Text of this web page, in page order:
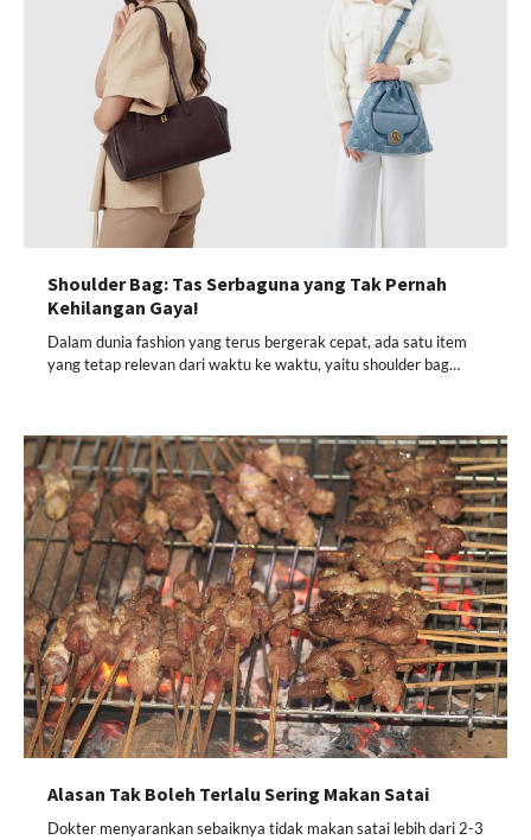
Shoulder Bag: Tas Serbaguna yang Tak Pernah
Kehilangan Gaya!
Dalam dunia fashion yang terus bergerak cepat, ada satu item
yang tetap relevan dari waktu ke waktu, yaitu shoulder bag…
Alasan Tak Boleh Terlalu Sering Makan Satai
Dokter menyarankan sebaiknya tidak makan satai lebih dari 2-3